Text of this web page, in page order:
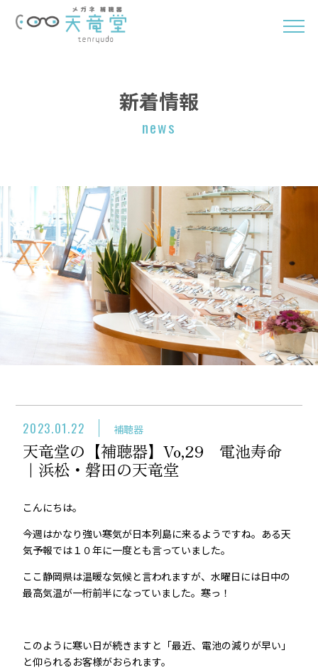
新着情報
news
2023.01.22 補聴器
天竜堂の【補聴器】Vo,29 電池寿命
｜浜松・磐田の天竜堂
こんにちは。
今週はかなり強い寒気が日本列島に来るようですね。ある天
気予報では１０年に一度とも言っていました。
ここ静岡県は温暖な気候と言われますが、水曜日には日中の
最高気温が一桁前半になっていました。寒っ！
このように寒い日が続きますと「最近、電池の減りが早い」
と仰られるお客様がおられます。